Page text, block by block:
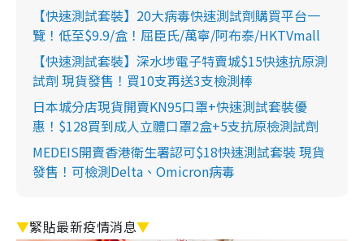
【快速測試套裝】20大病毒快速測試劑購買平台一
覽！低至$9.9/盒！屈臣氏/萬寧/阿布泰/HKTVmall
【快速測試套裝】深水埗電子特賣城$15快速抗原測
試劑 現貨發售！買10支再送3支檢測棒
日本城分店現貨開賣KN95口罩+快速測試套裝優
惠！$128買到成人立體口罩2盒+5支抗原檢測試劑
MEDEIS開賣香港衛生署認可$18快速測試套裝 現貨
發售！可檢測Delta、Omicron病毒
▼緊貼最新疫情消息▼